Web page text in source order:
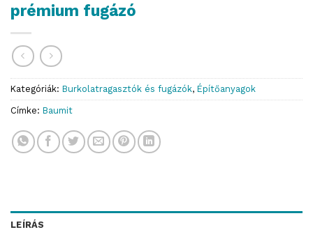
prémium fugázó
Kategóriák: Burkolatragasztók és fugázók, Építőanyagok
Címke: Baumit
LEÍRÁS